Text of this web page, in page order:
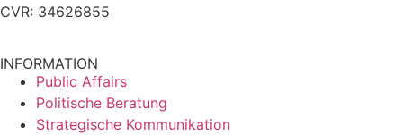
CVR: 34626855
INFORMATION
Public Affairs
Politische Beratung
Strategische Kommunikation